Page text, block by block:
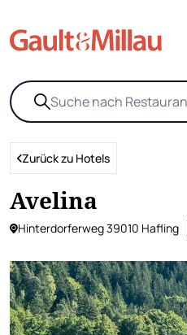
Zurück zu Hotels
Avelina
Hinterdorferweg 39010 Hafling